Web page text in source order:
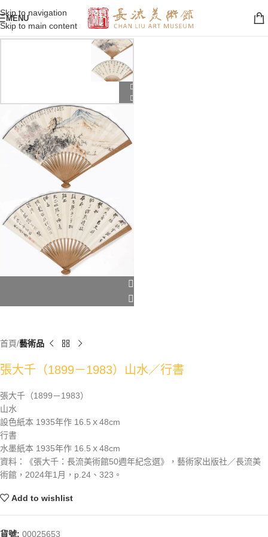
Skip to navigation
Skip to main content
MENU
首頁 藝術品
張大千（1899－1983）山水／行書
張大千（1899－1983）
山水
設色紙本 1935年作 16.5ｘ48cm
行書
水墨紙本 1935年作 16.5ｘ48cm
資料：《張大千：長流美術館50週年紀念選》，藝術家出版社／長流美
術館，2024年1月，p.24、323。
Add to wishlist
貨號: 00025653